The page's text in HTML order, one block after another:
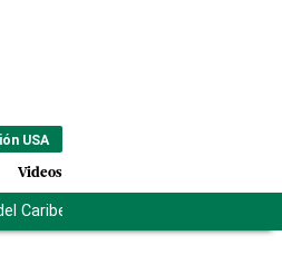
USA
Videos
Caribe